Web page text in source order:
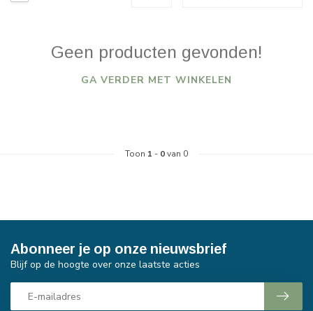
Geen producten gevonden!
GA VERDER MET WINKELEN
Toon 1 - 0van 0
Abonneer je op onze nieuwsbrief
Blijf op de hoogte over onze laatste acties